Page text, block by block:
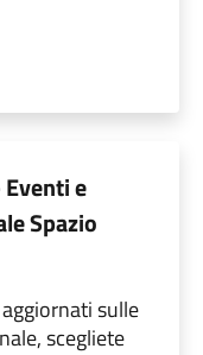
e
Spazio
sulle
scegliete